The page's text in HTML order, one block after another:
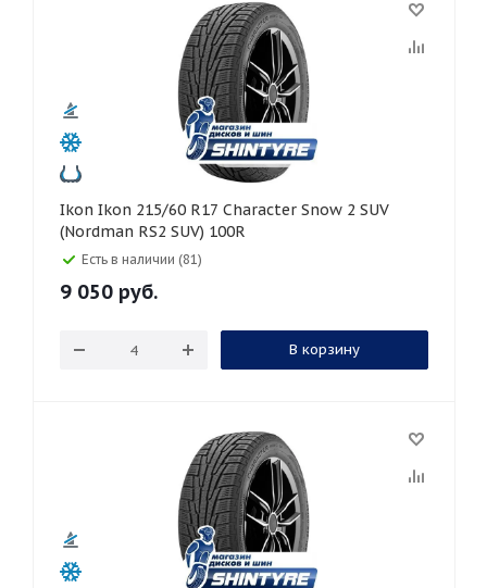
Ikon Ikon 215/60 R17 Character Snow 2 SUV
(Nordman RS2 SUV) 100R
Есть в наличии (81)
9 050 руб.
В корзину